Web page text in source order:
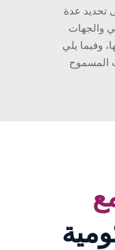
تحديد عدة
والجهات
وفيما يلي
المسموح